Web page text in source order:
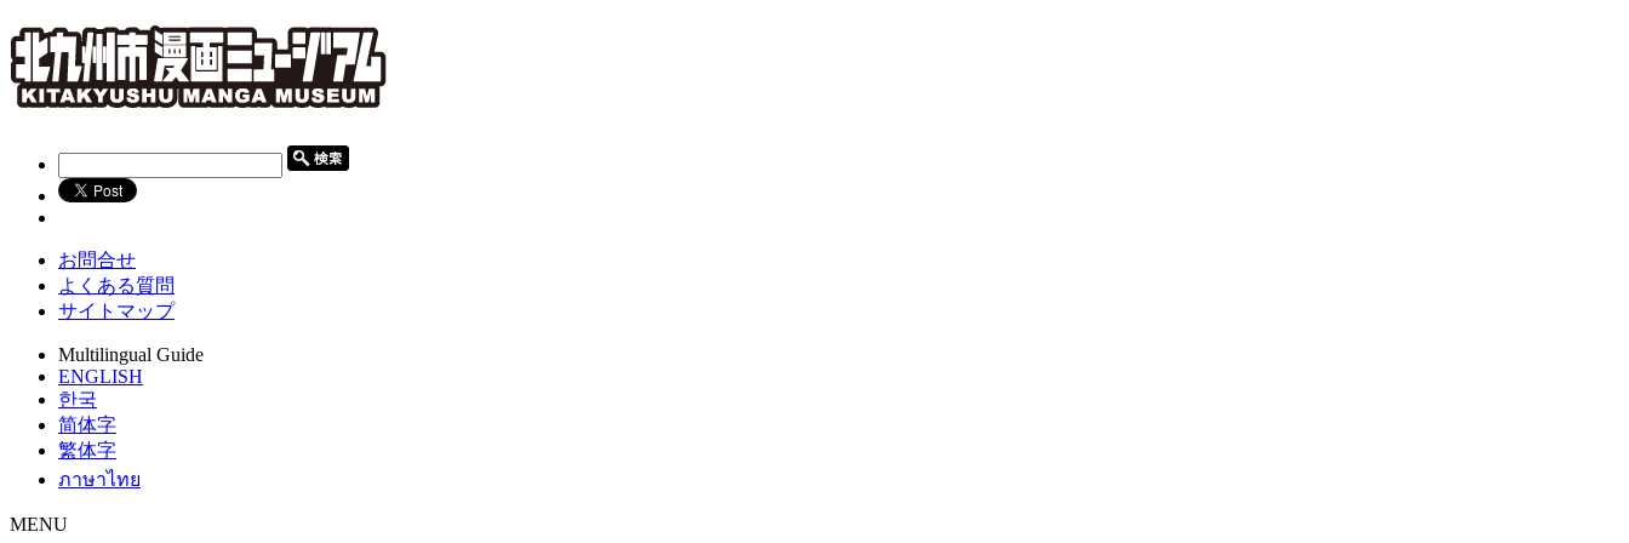
お問合せ
よくある質問
サイトマップ
Multilingual Guide
ENGLISH
한국
简体字
繁体字
ภาษาไทย
MENU